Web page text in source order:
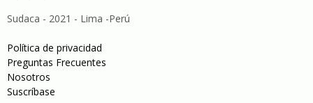
Sudaca - 2021 - Lima -Perú
Política de privacidad
Preguntas Frecuentes
Nosotros
Suscríbase